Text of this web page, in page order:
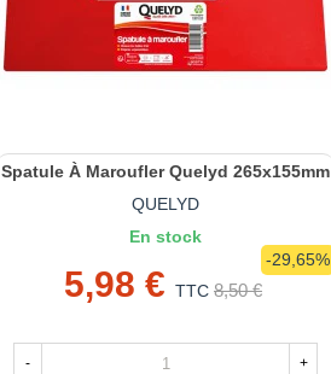
Spatule À Maroufler Quelyd 265x155mm
QUELYD
En stock
5,98 € TTC 8,50 €
-29,65%
- +